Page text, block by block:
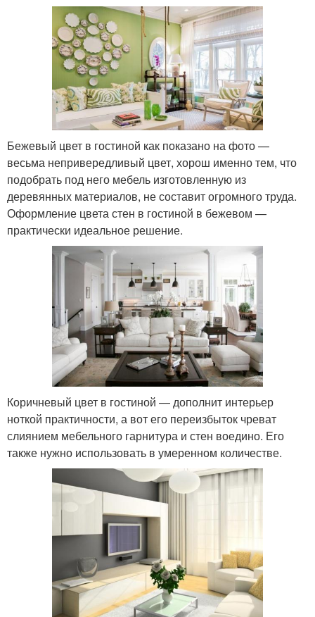
Бежевый цвет в гостиной как показано на фото —
весьма непривередливый цвет, хорош именно тем, что
подобрать под него мебель изготовленную из
деревянных материалов, не составит огромного труда.
Оформление цвета стен в гостиной в бежевом —
практически идеальное решение.
Коричневый цвет в гостиной — дополнит интерьер
ноткой практичности, а вот его переизбыток чреват
слиянием мебельного гарнитура и стен воедино. Его
также нужно использовать в умеренном количестве.